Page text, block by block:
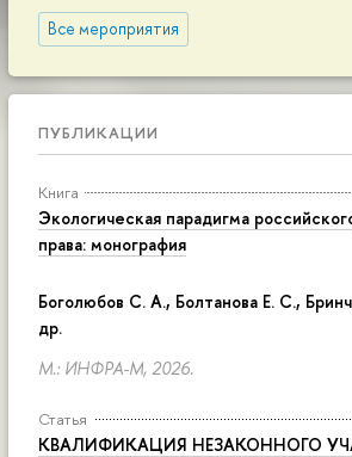
Все мероприятия
ПУБЛИКАЦИИ
Книга
Экологическая парадигма
права: монография
Боголюбов С. А., Болтанова Е. С.,
др.
М.: ИНФРА-М, 2026.
Статья
КВАЛИФИКАЦИЯ НЕЗАКОННОГО